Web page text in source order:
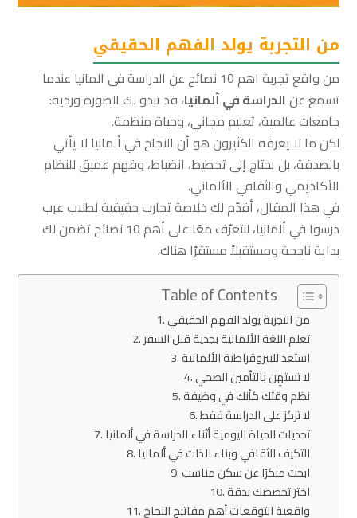
من التجربة يولد الفهم الحقيقي
من واقع تجربة اهم 10 نصائح عن الدراسة فى المانيا عندما
تسمع عن الدراسة في ألمانيا، قد تبدو لك الصورة وردية:
جامعات عالمية، تعليم مجاني، وحياة منظمة.
لكن ما لا يعرفه الكثيرون هو أن النجاح في ألمانيا لا يأتي
بالصدفة، بل يحتاج إلى تخطيط، انضباط، وفهم عميق للنظام
الأكاديمي والثقافي الألماني.
في هذا المقال، أقدّم لك خلاصة تجارب حقيقية لطلاب عرب
درسوا في ألمانيا، لنتعرّف معًا على أهم 10 نصائح تضمن لك
بداية ناجحة ومستقبلاً مستقرًا هناك.
Table of Contents
من التجربة يولد الفهم الحقيقي
تعلم اللغة الألمانية بجدية قبل السفر
استعد للبيروقراطية الألمانية
لا تستهِن بالتأمين الصحي
نظم وقتك كأنك في وظيفة
لا تركز على الدراسة فقط
تحديات الحياة اليومية أثناء الدراسة في ألمانيا
التكيف الثقافي وبناء الذات في ألمانيا
ابحث مبكرًا عن سكن مناسب
اختر تخصصك بدقة
واقعية التوقعات أهم مفاتيح النجاح